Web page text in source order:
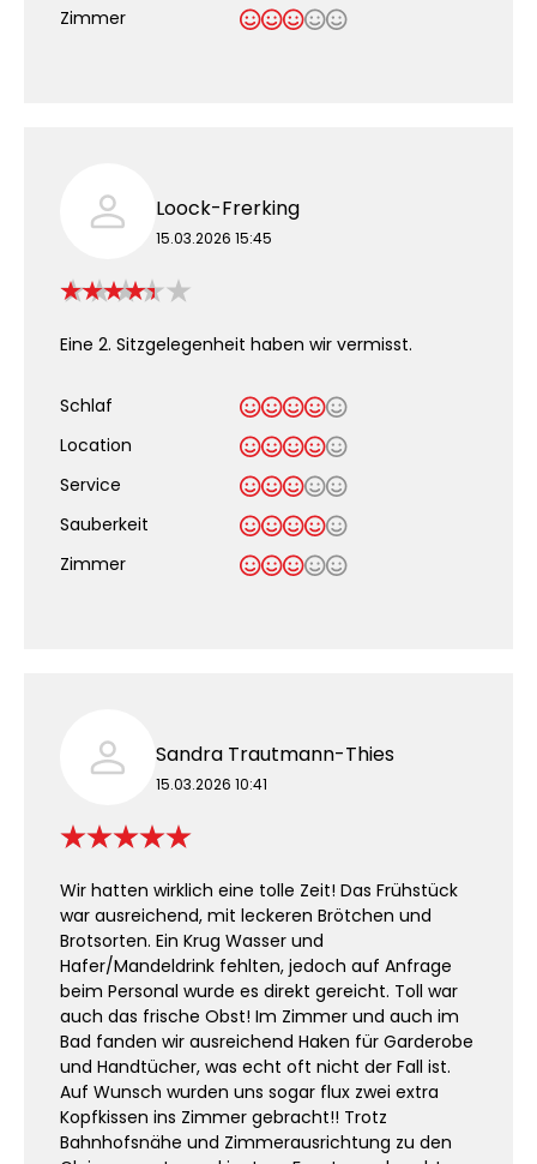
Zimmer
Loock-Frerking
15.03.2026 15:45
Eine 2. Sitzgelegenheit haben wir vermisst.
Schlaf
Location
Service
Sauberkeit
Zimmer
Sandra Trautmann-Thies
15.03.2026 10:41
Wir hatten wirklich eine tolle Zeit! Das Frühstück
war ausreichend, mit leckeren Brötchen und
Brotsorten. Ein Krug Wasser und
Hafer/Mandeldrink fehlten, jedoch auf Anfrage
beim Personal wurde es direkt gereicht. Toll war
auch das frische Obst! Im Zimmer und auch im
Bad fanden wir ausreichend Haken für Garderobe
und Handtücher, was echt oft nicht der Fall ist.
Auf Wunsch wurden uns sogar flux zwei extra
Kopfkissen ins Zimmer gebracht!! Trotz
Bahnhofsnähe und Zimmerausrichtung zu den